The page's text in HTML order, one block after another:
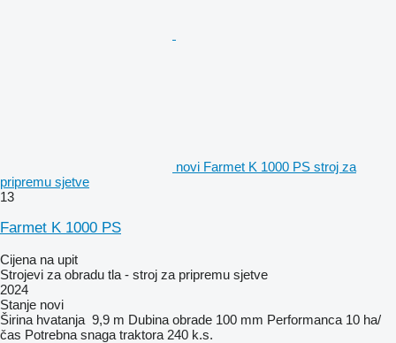
novi Farmet K 1000 PS stroj za
pripremu sjetve
13
Farmet K 1000 PS
Cijena na upit
Strojevi za obradu tla - stroj za pripremu sjetve
2024
Stanje novi
Širina hvatanja 9,9 m Dubina obrade 100 mm Performanca 10 ha/
čas Potrebna snaga traktora 240 k.s.